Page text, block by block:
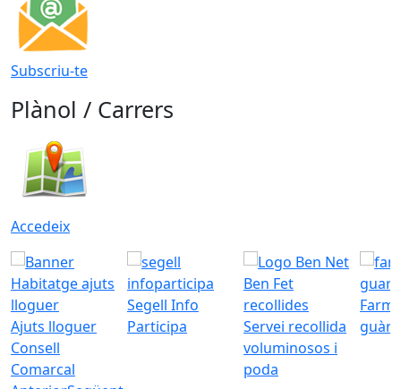
Subscriu-te
Plànol / Carrers
Accedeix
Ajuts lloguer
Consell
Comarcal
Segell Info
Participa
Servei recollida
voluminosos i
poda